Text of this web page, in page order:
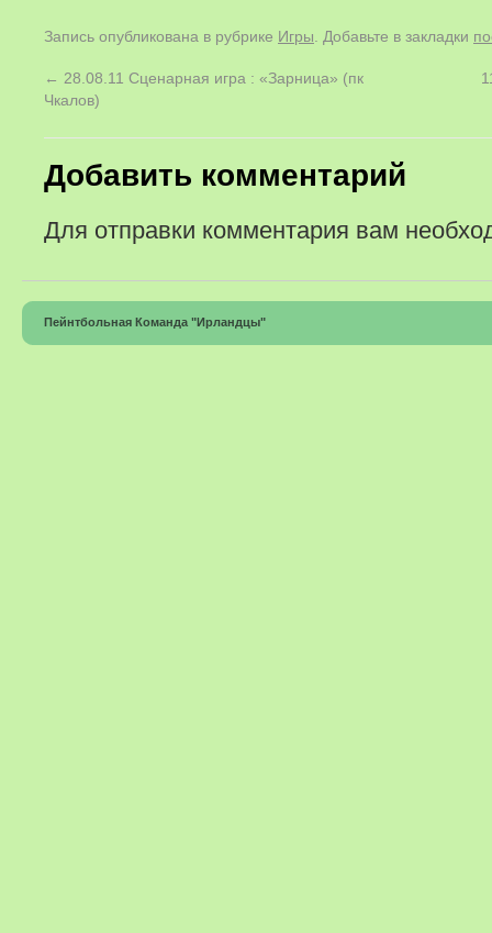
Запись опубликована в рубрике Игры. Добавьте в закладки
← 28.08.11 Сценарная игра : «Зарница» (пк
Чкалов)
Добавить комментарий
Для отправки комментария вам
Пейнтбольная Команда "Ирландцы"